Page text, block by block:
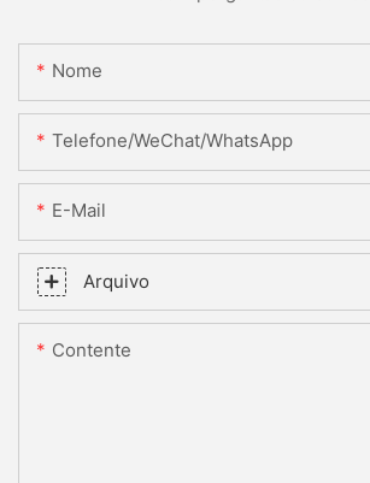
Nome
Telefone/WeChat/WhatsApp
E-Mail
Arquivo
Contente